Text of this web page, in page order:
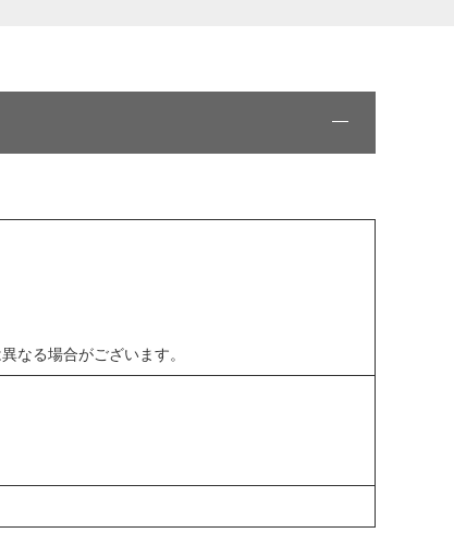
なる場合がございます。